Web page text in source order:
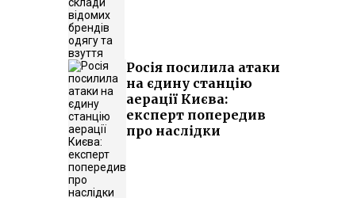
Росія посилила атаки
на єдину станцію
аерації Києва:
експерт попередив
про наслідки